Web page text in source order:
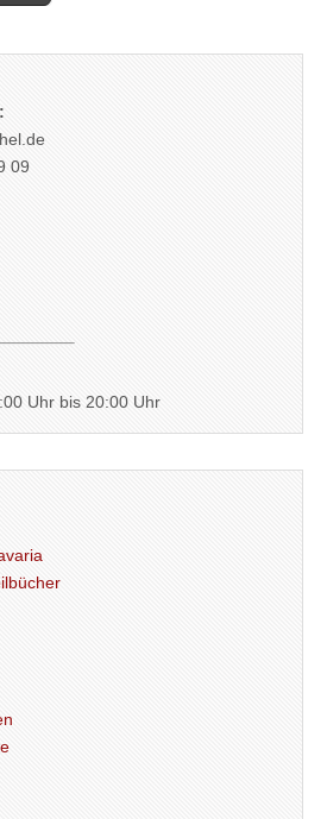
09
Uhr bis 20:00 Uhr